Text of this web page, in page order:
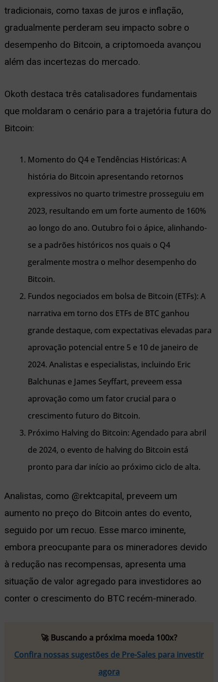
tradicionais, como taxas de juros e inflação,
gradualmente perderam seu impacto sobre o
desempenho do Bitcoin, a criptomoeda avançou
além das incertezas do mercado.
Okoth destaca três catalisadores fundamentais
que moldaram o cenário para a trajetória futura do
Bitcoin:
Momento do Q4 e Tendências Históricas: A
história do Bitcoin apresentando retornos
expressivos no quarto trimestre prosseguiu em
2023, resultando em um forte aumento de 160%
ao longo do ano. Outubro foi o ápice, alinhando-
se a padrões históricos nos quais o Q4
geralmente mostra o melhor desempenho do
Bitcoin.
Fundos negociados em bolsa de Bitcoin (ETFs): A
narrativa em torno dos ETFs de BTC ganhou
grande destaque, com expectativas elevadas para
aprovação potencial entre 5 e 10 de janeiro de
2024. Analistas e especialistas, incluindo Eric
Balchunas e James Seyffart, preveem essa
aprovação como um fator crucial para o
crescimento futuro do Bitcoin.
Próximo Halving do Bitcoin: Agendado para abril
de 2024, o evento de halving do Bitcoin está
pronto para dar início ao próximo ciclo de alta.
Analistas, como @rektcapital, preveem um
aumento no preço do Bitcoin antes do evento,
seguido por um recuo. Esse marco iminente,
embora preocupante para os mineradores devido
à redução nas recompensas, apresenta uma
situação de valor agregado para investidores ao
conter o crescimento do BTC recém-minerado.
🚀 Buscando a próxima moeda 100x?
Confira nossas sugestões de Pre-Sales para investir
agora